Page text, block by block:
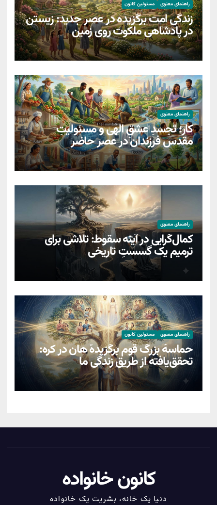
راهنمای معنوی مسئولین کانون
زندگی امت برگزیده در عصر جدید: زیستن
در پادشاهی ملکوت روی زمین
راهنمای معنوی
کار؛ تجسدِ عشقِ الهی و مسئولیتِ
مقدسِ فرزندان در عصر حاضر
راهنمای معنوی
کمال‌گرایی در آینه سقوط: تلاشی برای
ترمیمِ یک گسستِ تاریخی
راهنمای معنوی مسئولین کانون
حماسهٔ بزرگ قوم برگزیدهٔ هان در کره:
تحقق‌یافته از طریق زندگیِ ما
کانون خانواده
دنیا یک خانه، بشریت یک خانواده